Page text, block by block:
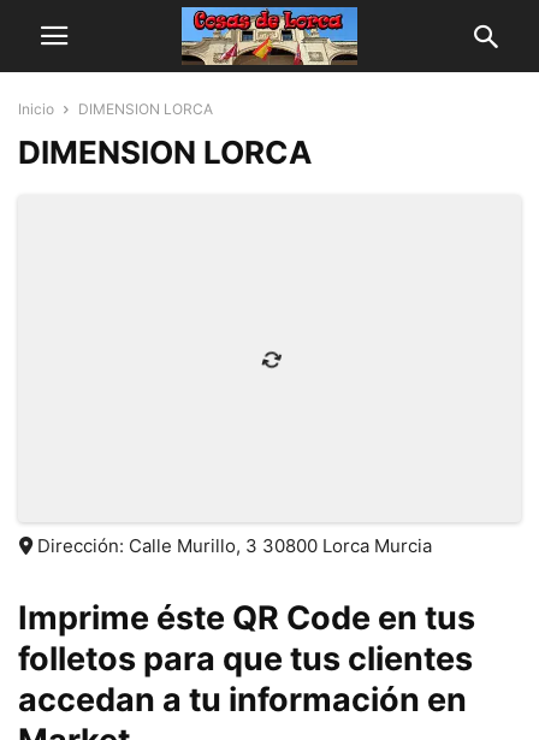
Inicio DIMENSION LORCA
DIMENSION LORCA
Dirección: Calle Murillo, 3 30800 Lorca Murcia
Imprime éste QR Code en tus
folletos para que tus clientes
accedan a tu información en